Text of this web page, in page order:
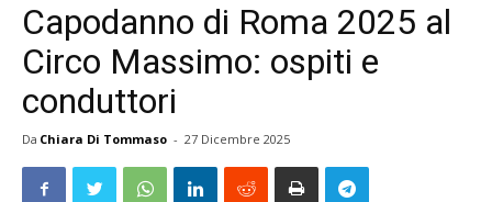
Capodanno di Roma 2025 al
Circo Massimo: ospiti e
conduttori
Da Chiara Di Tommaso - 27 Dicembre 2025